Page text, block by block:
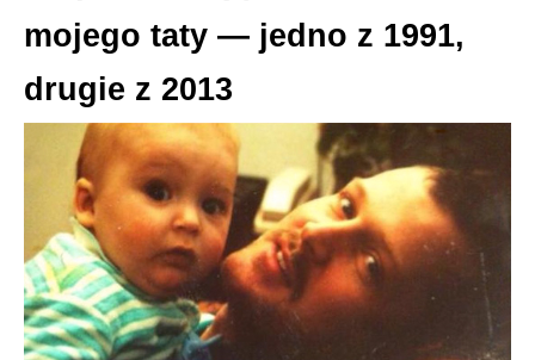
mojego taty — jedno z 1991,
drugie z 2013